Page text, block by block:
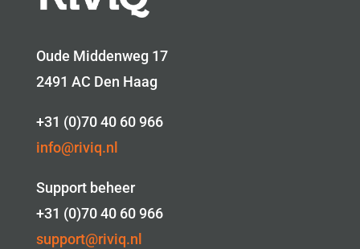
Oude Middenweg 17
2491 AC Den Haag
+31 (0)70 40 60 966
info@riviq.nl
Support beheer
+31 (0)70 40 60 966
support@riviq.nl